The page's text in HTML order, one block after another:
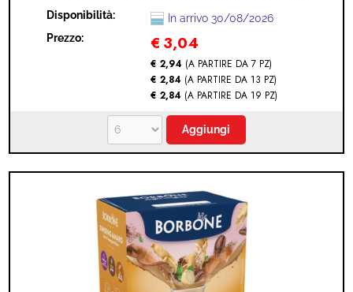
FRUTTI DI BOSCO - 16 CAPSULE)
Disponibilità:
In arrivo 30/08/2026
Prezzo:
€ 3,04
€ 2,94 (A PARTIRE DA 7 PZ)
€ 2,84 (A PARTIRE DA 13 PZ)
€ 2,84 (A PARTIRE DA 19 PZ)